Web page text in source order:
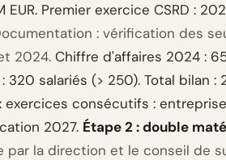
EUR. Premier exercice CSRD :
: vérification des
2024. Chiffre d'affaires 2024 : 65
salariés (> 250). Total bilan :
exercices consécutifs :
2027. Étape 2 : double
par la direction et le conseil de